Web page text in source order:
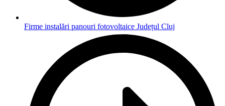
Firme instalări panouri fotovoltaice Județul Cluj